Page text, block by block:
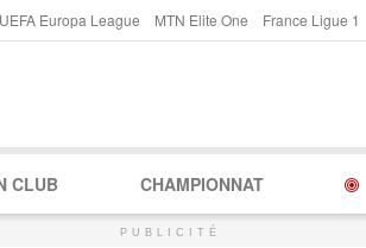
UEFA Europa League MTN Elite One France Ligue 1
CLUB CHAMPIONNAT
PUBLICITÉ